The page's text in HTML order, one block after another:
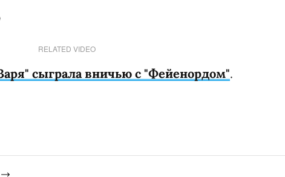
RELATED VIDEO
сыграла вничью с "Фейенордом".